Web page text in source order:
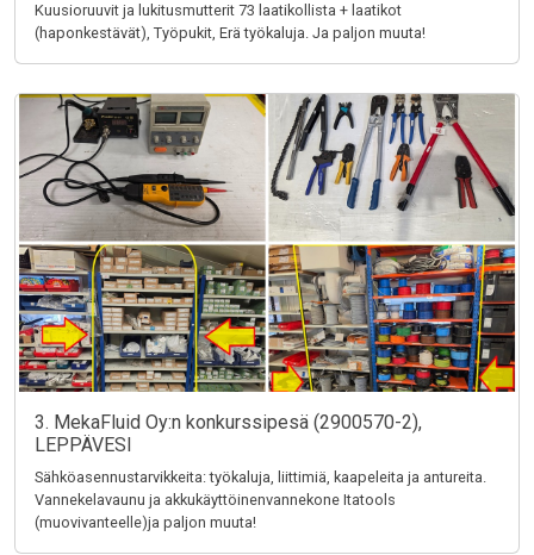
Kuusioruuvit ja lukitusmutterit 73 laatikollista + laatikot
(haponkestävät), Työpukit, Erä työkaluja. Ja paljon muuta!
3. MekaFluid Oy:n konkurssipesä (2900570-2),
LEPPÄVESI
Sähköasennustarvikkeita: työkaluja, liittimiä, kaapeleita ja antureita.
Vannekelavaunu ja akkukäyttöinenvannekone Itatools
(muovivanteelle)ja paljon muuta!